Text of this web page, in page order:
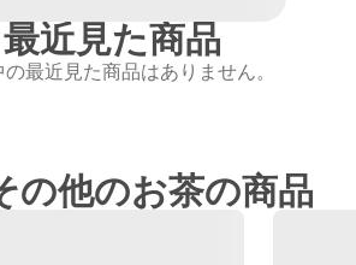
最近見た商品
の最近見た商品はありません。
の他のお茶の商品